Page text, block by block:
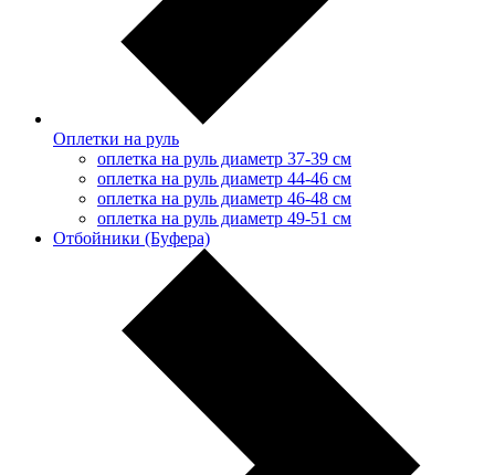
Оплетки на руль
оплетка на руль диаметр 37-39 см
оплетка на руль диаметр 44-46 см
оплетка на руль диаметр 46-48 см
оплетка на руль диаметр 49-51 см
Отбойники (Буфера)